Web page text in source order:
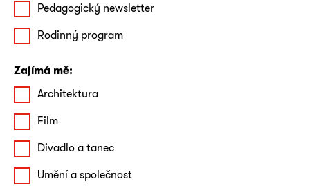
Pedagogický newsletter
Rodinný program
Zajímá mě:
Architektura
Film
Divadlo a tanec
Umění a společnost